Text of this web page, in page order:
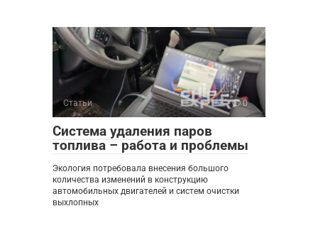
Статьи 0
Система удаления паров
топлива – работа и проблемы
Экология потребовала внесения большого
количества изменений в конструкцию
автомобильных двигателей и систем очистки
выхлопных